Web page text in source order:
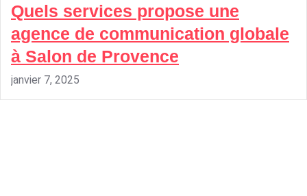
Quels services propose une
agence de communication globale
à Salon de Provence
janvier 7, 2025